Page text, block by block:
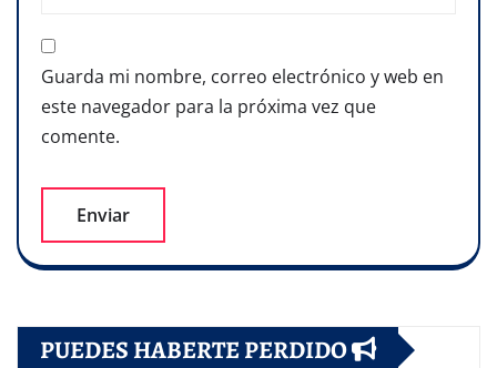
Guarda mi nombre, correo electrónico y web en
este navegador para la próxima vez que
comente.
PUEDES HABERTE PERDIDO